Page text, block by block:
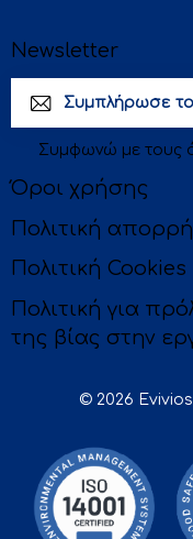
Newsletter
Συμφωνώ με τους
Όροι χρήσης
Πολιτική
Πολιτική Cookies
Πολιτική για
της βίας στην
© 2026